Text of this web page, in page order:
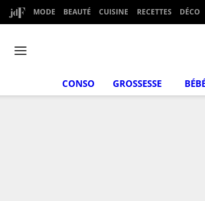
MODE BEAUTÉ CUISINE RECETTES DÉCO
CONSO GROSSESSE